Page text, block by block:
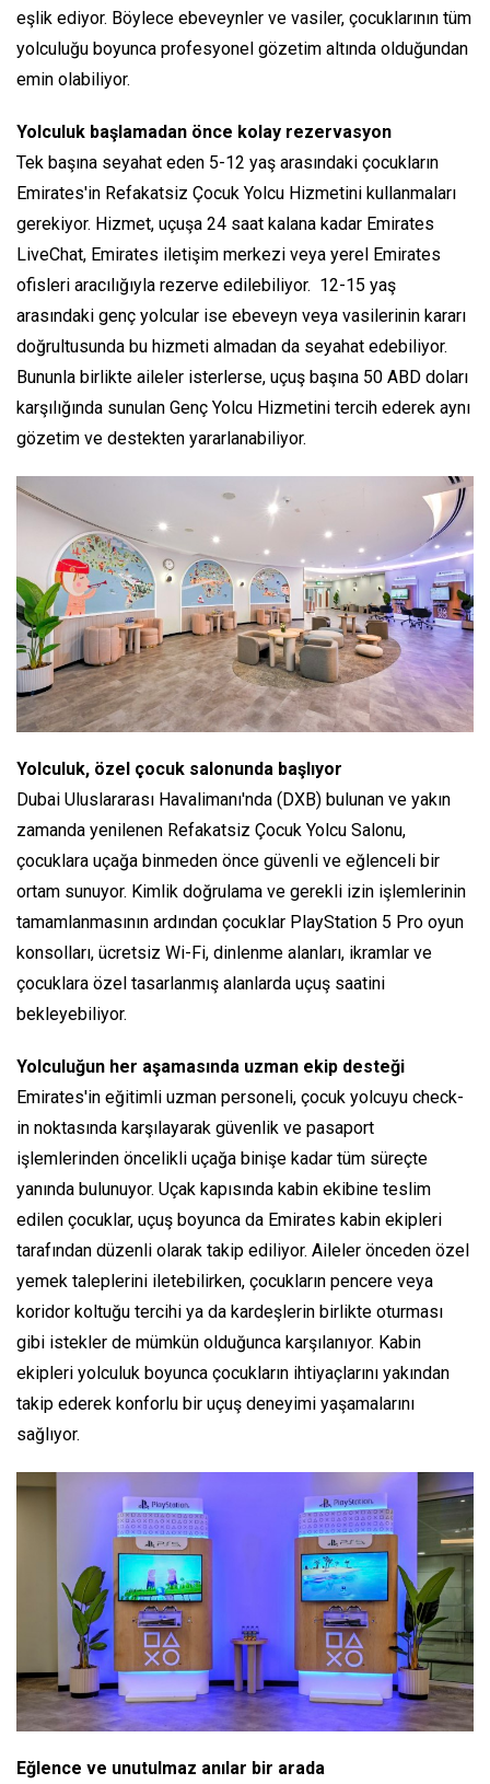
eşlik ediyor. Böylece ebeveynler ve vasiler, çocuklarının tüm
yolculuğu boyunca profesyonel gözetim altında olduğundan
emin olabiliyor.
Yolculuk başlamadan önce kolay rezervasyon
Tek başına seyahat eden 5-12 yaş arasındaki çocukların
Emirates'in Refakatsiz Çocuk Yolcu Hizmetini kullanmaları
gerekiyor. Hizmet, uçuşa 24 saat kalana kadar Emirates
LiveChat, Emirates iletişim merkezi veya yerel Emirates
ofisleri aracılığıyla rezerve edilebiliyor. 12-15 yaş
arasındaki genç yolcular ise ebeveyn veya vasilerinin kararı
doğrultusunda bu hizmeti almadan da seyahat edebiliyor.
Bununla birlikte aileler isterlerse, uçuş başına 50 ABD doları
karşılığında sunulan Genç Yolcu Hizmetini tercih ederek aynı
gözetim ve destekten yararlanabiliyor.
Yolculuk, özel çocuk salonunda başlıyor
Dubai Uluslararası Havalimanı'nda (DXB) bulunan ve yakın
zamanda yenilenen Refakatsiz Çocuk Yolcu Salonu,
çocuklara uçağa binmeden önce güvenli ve eğlenceli bir
ortam sunuyor. Kimlik doğrulama ve gerekli izin işlemlerinin
tamamlanmasının ardından çocuklar PlayStation 5 Pro oyun
konsolları, ücretsiz Wi-Fi, dinlenme alanları, ikramlar ve
çocuklara özel tasarlanmış alanlarda uçuş saatini
bekleyebiliyor.
Yolculuğun her aşamasında uzman ekip desteği
Emirates'in eğitimli uzman personeli, çocuk yolcuyu check-
in noktasında karşılayarak güvenlik ve pasaport
işlemlerinden öncelikli uçağa binişe kadar tüm süreçte
yanında bulunuyor. Uçak kapısında kabin ekibine teslim
edilen çocuklar, uçuş boyunca da Emirates kabin ekipleri
tarafından düzenli olarak takip ediliyor. Aileler önceden özel
yemek taleplerini iletebilirken, çocukların pencere veya
koridor koltuğu tercihi ya da kardeşlerin birlikte oturması
gibi istekler de mümkün olduğunca karşılanıyor. Kabin
ekipleri yolculuk boyunca çocukların ihtiyaçlarını yakından
takip ederek konforlu bir uçuş deneyimi yaşamalarını
sağlıyor.
Eğlence ve unutulmaz anılar bir arada